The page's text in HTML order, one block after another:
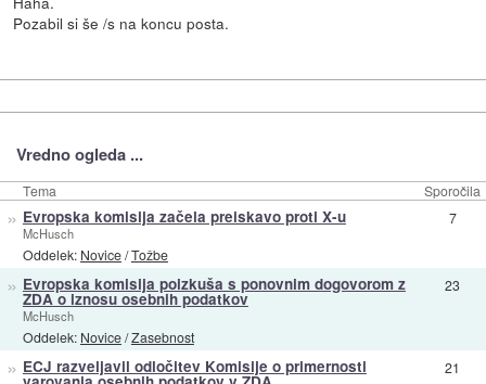
Pozabil si še /s na koncu posta.
Vredno ogleda ...
Tema Sporočila
» Evropska komisija začela preiskavo proti X-u
McHusch
Oddelek: Novice/Tožbe
7
» Evropska komisija poizkuša s ponovnim dogovorom z
ZDA o iznosu osebnih podatkov
McHusch
Oddelek: Novice/Zasebnost
23
» ECJ razveljavil odločitev Komisije o primernosti 21